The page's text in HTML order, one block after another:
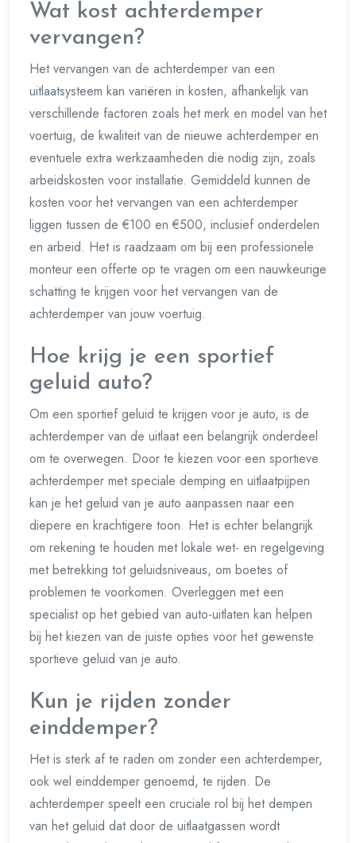
Wat kost achterdemper
vervangen?
Het vervangen van de achterdemper van een
uitlaatsysteem kan variëren in kosten, afhankelijk van
verschillende factoren zoals het merk en model van het
voertuig, de kwaliteit van de nieuwe achterdemper en
eventuele extra werkzaamheden die nodig zijn, zoals
arbeidskosten voor installatie. Gemiddeld kunnen de
kosten voor het vervangen van een achterdemper
liggen tussen de €100 en €500, inclusief onderdelen
en arbeid. Het is raadzaam om bij een professionele
monteur een offerte op te vragen om een nauwkeurige
schatting te krijgen voor het vervangen van de
achterdemper van jouw voertuig.
Hoe krijg je een sportief
geluid auto?
Om een sportief geluid te krijgen voor je auto, is de
achterdemper van de uitlaat een belangrijk onderdeel
om te overwegen. Door te kiezen voor een sportieve
achterdemper met speciale demping en uitlaatpijpen
kan je het geluid van je auto aanpassen naar een
diepere en krachtigere toon. Het is echter belangrijk
om rekening te houden met lokale wet- en regelgeving
met betrekking tot geluidsniveaus, om boetes of
problemen te voorkomen. Overleggen met een
specialist op het gebied van auto-uitlaten kan helpen
bij het kiezen van de juiste opties voor het gewenste
sportieve geluid van je auto.
Kun je rijden zonder
einddemper?
Het is sterk af te raden om zonder een achterdemper,
ook wel einddemper genoemd, te rijden. De
achterdemper speelt een cruciale rol bij het dempen
van het geluid dat door de uitlaatgassen wordt